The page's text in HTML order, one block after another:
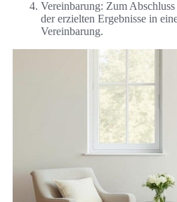
Vereinbarung: Zum
der erzielten Ergebnisse in
Vereinbarung.